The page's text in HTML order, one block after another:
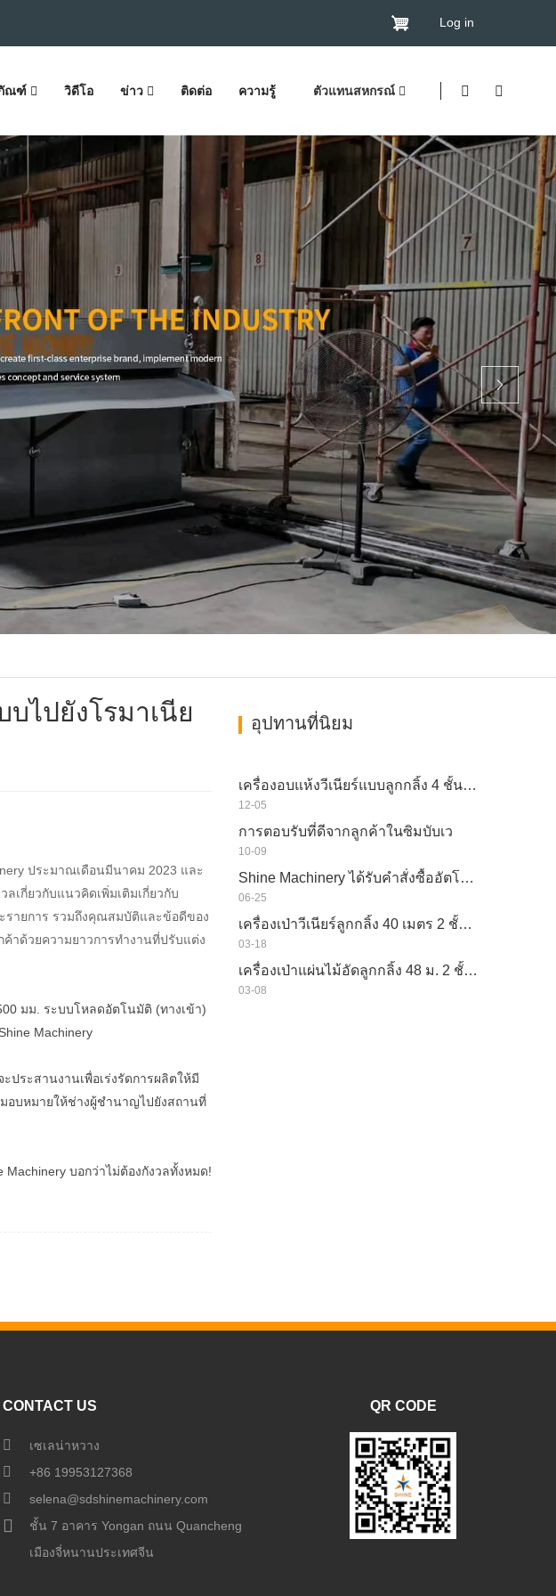
Log in
ณฑ์ วิดีโอ ข่าว ติดต่อ ความรู้ ตัวแทนสหกรณ์
ไปยังโรมาเนีย
ประมาณเดือนมีนาคม 2023 และ
เกี่ยวกับแนวคิดเพิ่มเติมเกี่ยวกับ
รายการ รวมถึงคุณสมบัติและข้อดีของ
าด้วยความยาวการทำงานที่ปรับแต่ง
มม. ระบบโหลดอัตโนมัติ (ทางเข้า)
Machinery
ประสานงานเพื่อเร่งรัดการผลิตให้มี
อบหมายให้ช่างผู้ชำนาญไปยังสถานที่
บอกว่าไม่ต้องกังวลทั้งหมด!
อุปทานที่นิยม
เครื่องอบแห้งวีเนียร์แบบลูกกลิ้ง 4 ชั้นติดตั้งสำเร็จใน SA
12-05
การตอบรับที่ดีจากลูกค้าในซิมบับเว
10-09
Shine Machinery ได้รับคำสั่งซื้ออัตโนมัติเต็มรูปแบบไปยังโรมาเนีย
06-25
เครื่องเป่าวีเนียร์ลูกกลิ้ง 40 เมตร 2 ชั้นในอินโดนีเซีย
03-18
เครื่องเป่าแผ่นไม้อัดลูกกลิ้ง 48 ม. 2 ชั้นในประเทศลาว
03-08
CONTACT US
เซเลน่าหวาง
+86 19953127368
selena@sdshinemachinery.com
ชั้น 7 อาคาร Yongan ถนน Quancheng
เมืองจี่หนานประเทศจีน
QR CODE